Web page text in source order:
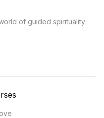
of guided spirituality